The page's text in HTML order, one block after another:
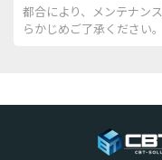
都合により、メンテナン
らかじめご了承ください。